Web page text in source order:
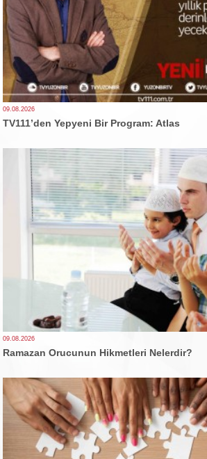
09.08.2026
TV111’den Yepyeni Bir Program: Atlas
09.08.2026
Ramazan Orucunun Hikmetleri Nelerdir?